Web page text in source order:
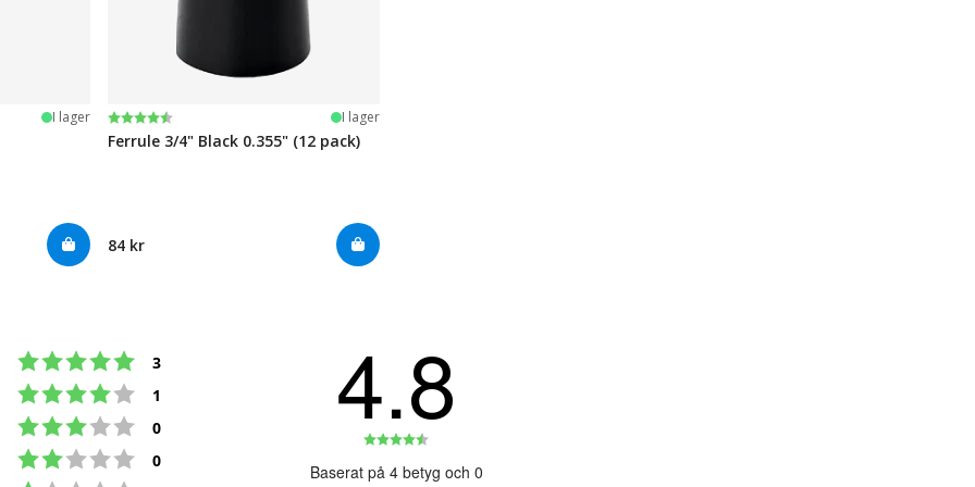
I lager Betyg:
4.7 utav 5 stjärnor I lager
Ferrule 3/4" Black 0.355" (12 pack)
84 kr
Betyg: 5 utav 5 stjärnor
3
Betyg: 4 utav 5 stjärnor
1
Betyg: 3 utav 5 stjärnor
0
Betyg: 2 utav 5 stjärnor
0
4.8
4.8
Baserat på 4 betyg och 0